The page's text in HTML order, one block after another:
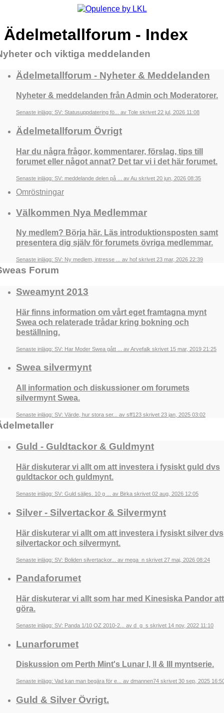
Ädelmetallforum - Index
och viktiga meddelanden
Ädelmetallforum - Nyheter & Meddelanden
Nyheter & meddelanden från Admin och Moderatorer.
Senaste inlägg: SV: Statusuppdatering fö... av Tole skrivet 22 jul, 2026 11:08
Ädelmetallforum Övrigt
Har du några frågor, kommentarer, förslag, tips till
forumet eller något annat? Det tar vi i det här forumet.
Senaste inlägg: SV: meddelande delen på ... av Au skrivet 20 jun, 2026 08:35
Omröstningar
Välkommen Nya Medlemmar
Ny medlem? Börja här. Läs introduktionsposten samt
presentera dig själv för forumets övriga medlemmar.
Senaste inlägg: SV: Ny medlem, intresse ... av hof skrivet 23 mar, 2026 22:39
Forum
Sweamynt 2013
Här finns information om vårt eget framtagna mynt
Swea och relaterade trådar kring bokning och
beställning.
Senaste inlägg: SV: Har Moder Swea gått ... av Arvefalk skrivet 15 mar, 2019 21:25
Swea silvermynt
All information och diskussioner om forumets
silvermynt Swea.
Senaste inlägg: SV: Värde, hur stora ser... av sff123 skrivet 23 jan, 2025 03:02
Guld - Guldtackor & Guldmynt
Här diskuterar vi allt om att investera i fysiskt guld dvs
guldtackor och guldmynt.
Senaste inlägg: SV: Guld säljes. 10 g ... av Birka skrivet 02 aug, 2026 12:05
Silver - Silvertackor & Silvermynt
Här diskuterar vi allt om att investera i fysiskt silver dvs
silvertackor och silvermynt.
Senaste inlägg: SV: Boliden silvertackor... av mega_n skrivet 27 maj, 2026 08:24
Pandaforumet
Här diskuterar vi allt som har med Kinesiska Pandor att
göra.
Senaste inlägg: SV: Panda 1/10 OZ 2010-2... av d_g_s skrivet 14 nov, 2022 11:10
Lunarforumet
Diskussion om Perth Mint's Lunar I, II & III myntserie.
Senaste inlägg: Vad kan man begära för e... av dmannen74 skrivet 30 sep, 2025
Guld & Silver Övrigt.